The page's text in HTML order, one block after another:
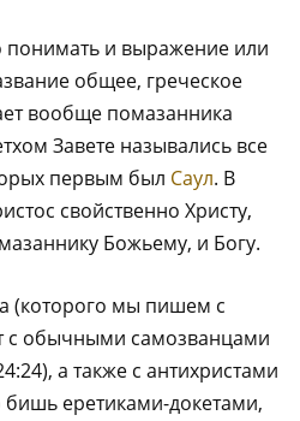
понимать и выражение или
общее, греческое
вообще помазанника
Завете назывались все
первым был Саул. В
свойственно Христу,
Божьему, и Богу.
(которого мы пишем с
с обычными самозванцами
а также с антихристами
бишь еретиками-докетами,